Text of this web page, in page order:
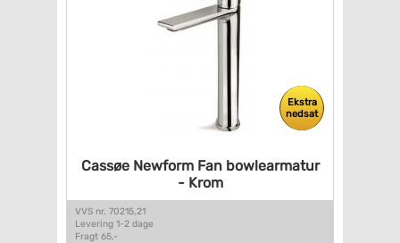
Ekstra
nedsat
Cassøe Newform Fanbowlearmatur
- Krom
VVS nr. 70215,21
Levering 1-2 dage
Fragt 65,-